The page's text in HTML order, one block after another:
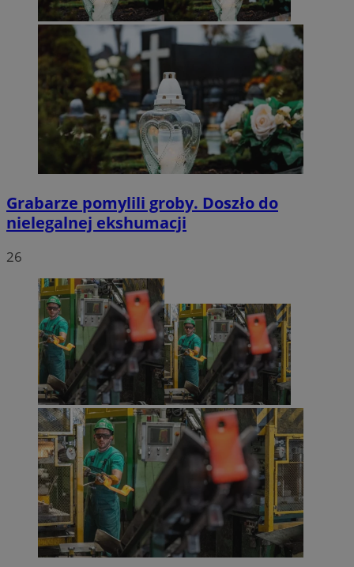
Grabarze pomylili groby. Doszło do
nielegalnej ekshumacji
26